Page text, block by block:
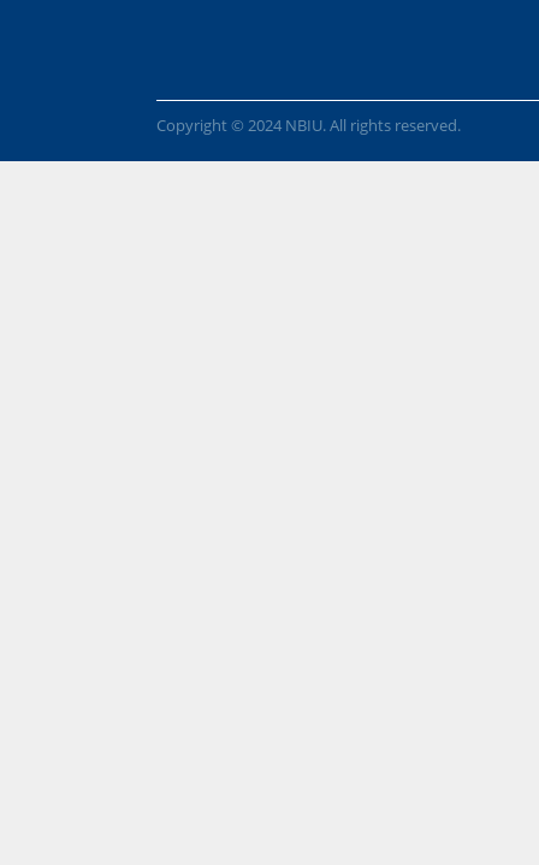
Copyright © 2024 NBIU. All rights reserved.